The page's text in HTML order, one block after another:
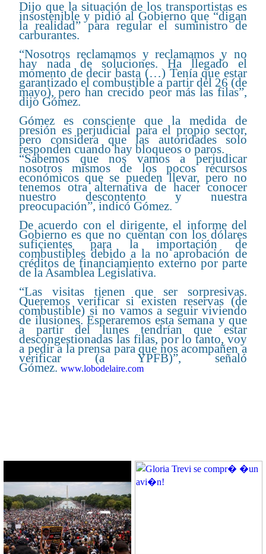
Dijo que la situación de los transportistas es
insostenible y pidió al Gobierno que “digan
la realidad” para regular el suministro de
carburantes.
“Nosotros reclamamos y reclamamos y no
hay nada de soluciones. Ha llegado el
momento de decir basta (…) Tenía que estar
garantizado el combustible a partir del 26 (de
mayo), pero han crecido peor más las filas”,
dijo Gómez.
Gómez es consciente que la medida de
presión es perjudicial para el propio sector,
pero considera que las autoridades solo
responden cuando hay bloqueos o paros.
“Sabemos que nos vamos a perjudicar
nosotros mismos de los pocos recursos
económicos que se pueden llevar, pero no
tenemos otra alternativa de hacer conocer
nuestro descontento y nuestra
preocupación”, indicó Gómez.
De acuerdo con el dirigente, el informe del
Gobierno es que no cuentan con los dólares
suficientes para la importación de
combustibles debido a la no aprobación de
créditos de financiamiento externo por parte
de la Asamblea Legislativa.
“Las visitas tienen que ser sorpresivas.
Queremos verificar si existen reservas (de
combustible) si no vamos a seguir viviendo
de ilusiones. Esperaremos esta semana y que
a partir del lunes tendrían que estar
descongestionadas las filas, por lo tanto, voy
a pedir a la prensa para que nos acompañen a
verificar (a YPFB)”, señaló
Gómez. www.lobodelaire.com